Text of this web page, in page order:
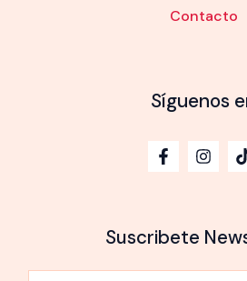
Contacto
Síguenos
Suscribete